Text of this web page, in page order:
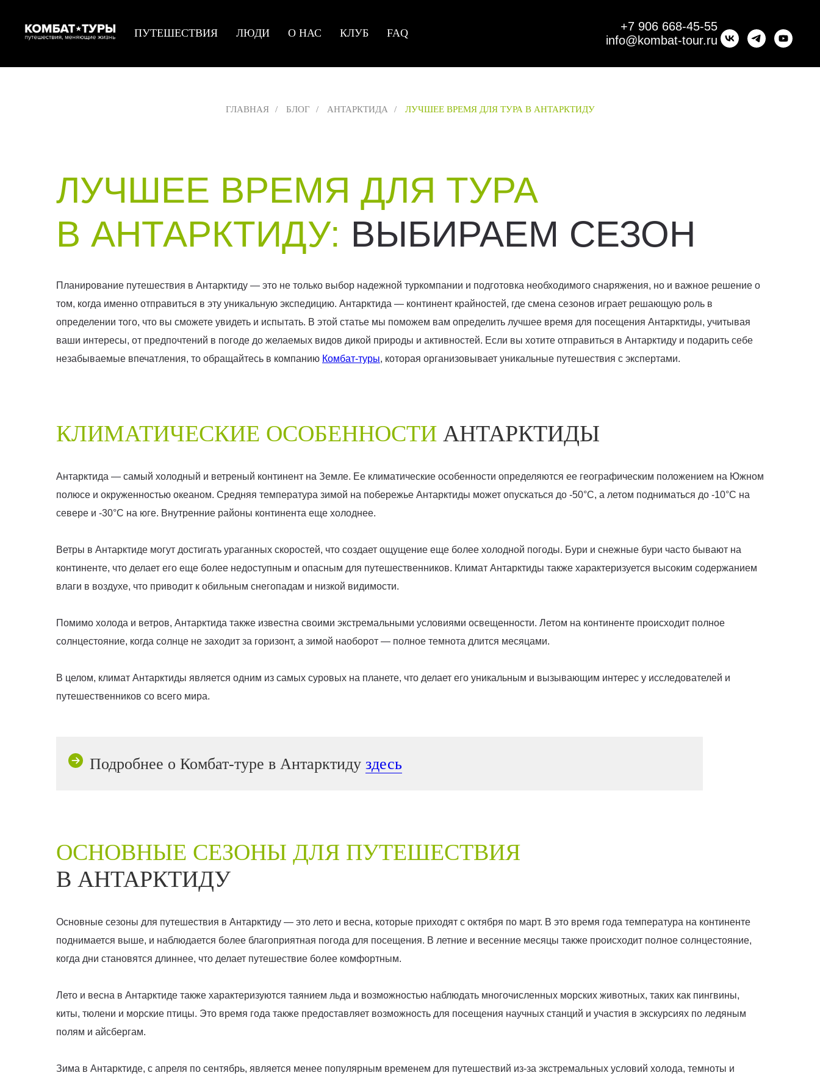
ПУТЕШЕСТВИЯ ЛЮДИ О НАС КЛУБ FAQ
+7 906 668-45-55
info@kombat-tour.ru
ГЛАВНАЯ / БЛОГ / АНТАРКТИДА / ЛУЧШЕЕ ВРЕМЯ ДЛЯ ТУРА В АНТАРКТИДУ
ЛУЧШЕЕ ВРЕМЯ ДЛЯ ТУРА
В АНТАРКТИДУ: ВЫБИРАЕМ СЕЗОН
Планирование путешествия в Антарктиду — это не только выбор надежной туркомпании и подготовка необходимого снаряжения, но и важное решение о
том, когда именно отправиться в эту уникальную экспедицию. Антарктида — континент крайностей, где смена сезонов играет решающую роль в
определении того, что вы сможете увидеть и испытать. В этой статье мы поможем вам определить лучшее время для посещения Антарктиды, учитывая
ваши интересы, от предпочтений в погоде до желаемых видов дикой природы и активностей. Если вы хотите отправиться в Антарктиду и подарить себе
незабываемые впечатления, то обращайтесь в компанию Комбат-туры, которая организовывает уникальные путешествия с экспертами.
КЛИМАТИЧЕСКИЕ ОСОБЕННОСТИ АНТАРКТИДЫ
Антарктида — самый холодный и ветреный континент на Земле. Ее климатические особенности определяются ее географическим положением на Южном
полюсе и окруженностью океаном. Средняя температура зимой на побережье Антарктиды может опускаться до -50°C, а летом подниматься до -10°C на
севере и -30°C на юге. Внутренние районы континента еще холоднее.
Ветры в Антарктиде могут достигать ураганных скоростей, что создает ощущение еще более холодной погоды. Бури и снежные бури часто бывают на
континенте, что делает его еще более недоступным и опасным для путешественников. Климат Антарктиды также характеризуется высоким содержанием
влаги в воздухе, что приводит к обильным снегопадам и низкой видимости.
Помимо холода и ветров, Антарктида также известна своими экстремальными условиями освещенности. Летом на континенте происходит полное
солнцестояние, когда солнце не заходит за горизонт, а зимой наоборот — полное темнота длится месяцами.
В целом, климат Антарктиды является одним из самых суровых на планете, что делает его уникальным и вызывающим интерес у исследователей и
путешественников со всего мира.
Подробнее о Комбат-туре в Антарктиду здесь
ОСНОВНЫЕ СЕЗОНЫ ДЛЯ ПУТЕШЕСТВИЯ
В АНТАРКТИДУ
Основные сезоны для путешествия в Антарктиду — это лето и весна, которые приходят с октября по март. В это время года температура на континенте
поднимается выше, и наблюдается более благоприятная погода для посещения. В летние и весенние месяцы также происходит полное солнцестояние,
когда дни становятся длиннее, что делает путешествие более комфортным.
Лето и весна в Антарктиде также характеризуются таянием льда и возможностью наблюдать многочисленных морских животных, таких как пингвины,
киты, тюлени и морские птицы. Это время года также предоставляет возможность для посещения научных станций и участия в экскурсиях по ледяным
полям и айсбергам.
Зима в Антарктиде, с апреля по сентябрь, является менее популярным временем для путешествий из-за экстремальных условий холода, темноты и